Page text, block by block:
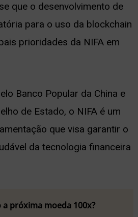
que o desenvolvimento de
para o uso da blockchain
prioridades da NIFA em
Banco Popular da China e
de Estado, o NIFA é um
que visa garantir o
da tecnologia financeira
a próxima moeda 100x?